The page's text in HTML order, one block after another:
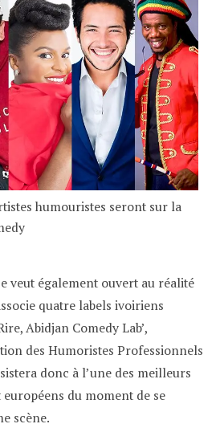
humouristes seront sur la
veut également ouvert au réalité
quatre labels ivoiriens
Abidjan Comedy Lab’,
des Humoristes Professionnels
donc à l’une des meilleurs
du moment de se
scène.